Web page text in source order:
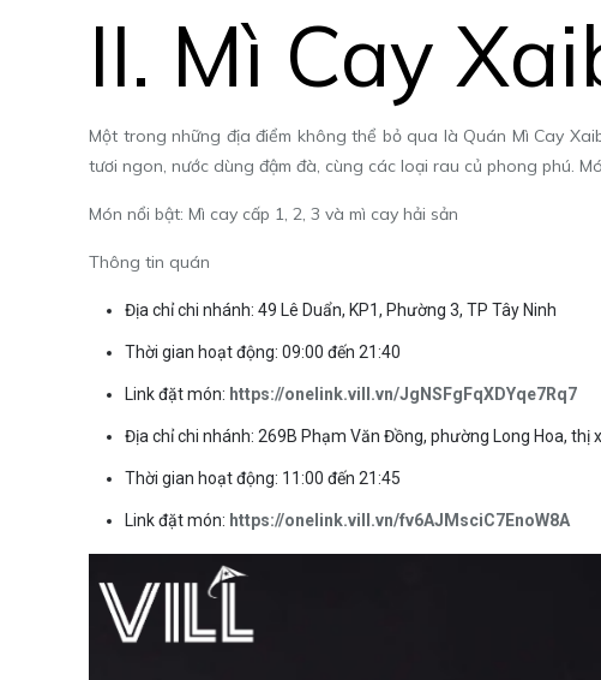
II. Mì Cay
Một trong những địa điểm không thể bỏ qua là Quán Mì Cay
tươi ngon, nước dùng đậm đà, cùng các loại rau củ phong phú.
Món nổi bật: Mì cay cấp 1, 2, 3 và mì cay hải sản
Thông tin quán
Địa chỉ chi nhánh: 49 Lê Duẩn, KP1, Phường 3, TP Tây Ninh
Thời gian hoạt động: 09:00 đến 21:40
Link đặt món: https://onelink.vill.vn/JgNSFgFqXDYqe7Rq7
Địa chỉ chi nhánh: 269B Phạm Văn Đồng, phường Long Hoa, thị
Thời gian hoạt động: 11:00 đến 21:45
Link đặt món: https://onelink.vill.vn/fv6AJMsciC7EnoW8A